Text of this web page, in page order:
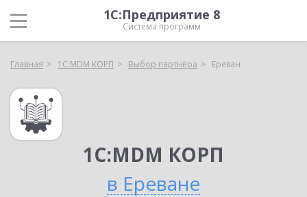
1С:Предприятие 8
Система программ
Главная 1С:MDM КОРП Выбор партнёра Ереван
1С:MDM КОРП
в Ереване